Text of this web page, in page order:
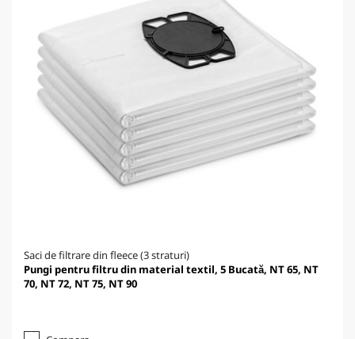
Saci de filtrare din fleece (3 straturi)
Pungi pentru filtru din material textil, 5 Bucată, NT 65, NT
70, NT 72, NT 75, NT 90